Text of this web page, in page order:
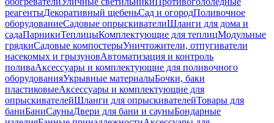
реагентыДекоративный щебеньСад и огородПоливочное
оборудованиеСадовые опрыскивателиШланги для дома и
садаПарникиТеплицыКомплектующие для теплицМодульные
грядкиСадовые компостерыУничтожители, отпугиватели
насекомых и грызуновАвтоматизация и контроль
поливаАксессуары и комплектующие для поливочного
оборудованияУкрывные материалыБочки, баки
пластиковыеАксессуары и комплектующие для
опрыскивателейШланги для опрыскивателейТовары для
баниБаниСауныДвери для бани и сауныБондарные